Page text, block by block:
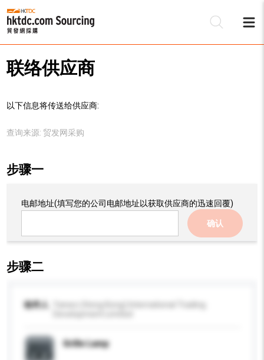
联络供应商
以下信息将传送给供应商:
查询来源: 贸发网采购
步骤一
电邮地址(填写您的公司电邮地址以获取供应商的迅速回覆)
确认
步骤二
收件人
Grille Lamp